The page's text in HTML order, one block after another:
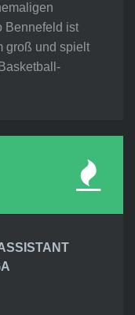
Bennefeld ist
groß und spielt